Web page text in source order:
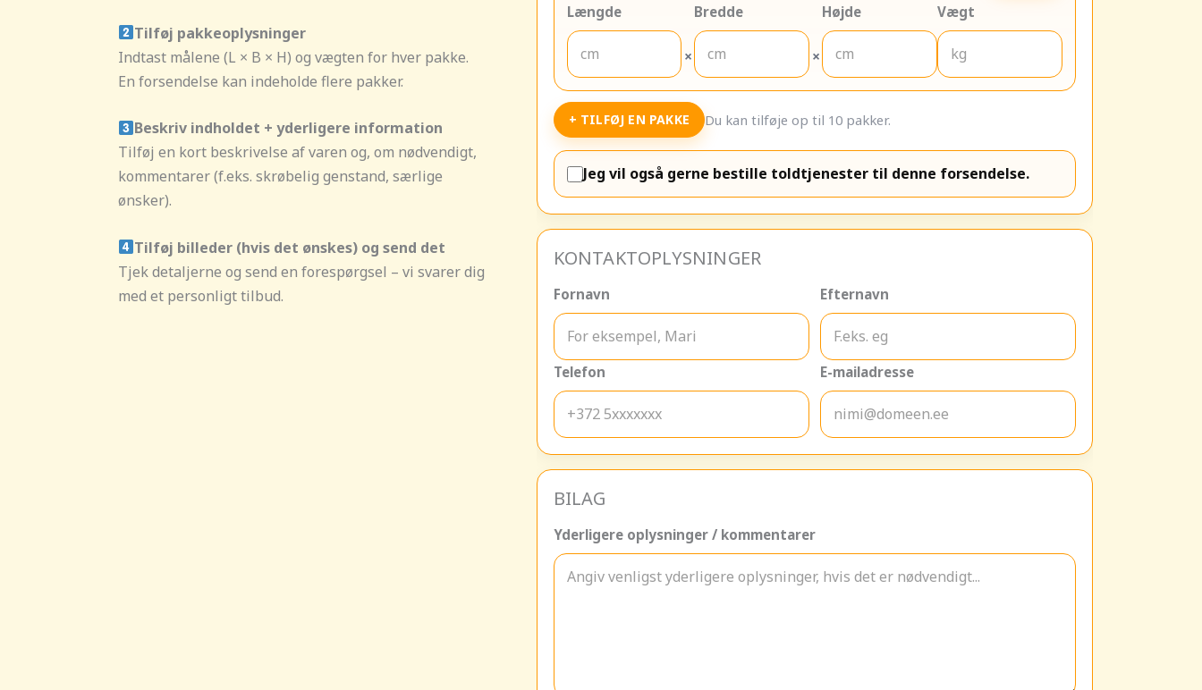
Længde
×
Bredde
×
Højde Vægt
+ TILFØJ EN PAKKE Du kan tilføje op til 10 pakker.
Jeg vil også gerne bestille toldtjenester til denne forsendelse.
KONTAKTOPLYSNINGER
Fornavn Efternavn
Telefon E-mailadresse
BILAG
Yderligere oplysninger / kommentarer
Tilføj pakkeoplysninger
Indtast målene (L × B × H) og vægten for hver pakke.
En forsendelse kan indeholde flere pakker.
Beskriv indholdet + yderligere information
Tilføj en kort beskrivelse af varen og, om nødvendigt,
kommentarer (f.eks. skrøbelig genstand, særlige
ønsker).
Tilføj billeder (hvis det ønskes) og send det
Tjek detaljerne og send en forespørgsel – vi svarer dig
med et personligt tilbud.